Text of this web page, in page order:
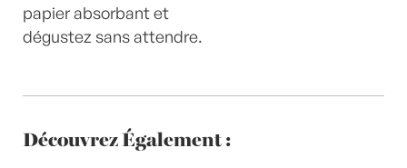
papier absorbant et
dégustez sans attendre.
Découvrez Également :